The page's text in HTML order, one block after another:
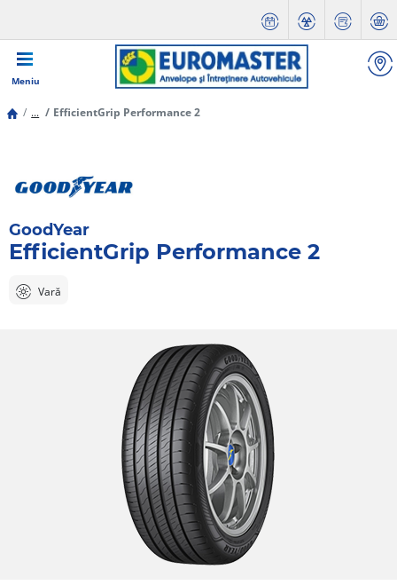
Meniu
... EfficientGrip Performance 2
GoodYear
EfficientGrip Performance 2
Vară